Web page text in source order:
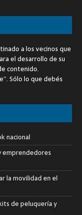
a los vecinos que
el desarrollo de su
contenido.
Sólo lo que debés
nacional
emprendedores
la movilidad en el
de peluquería y